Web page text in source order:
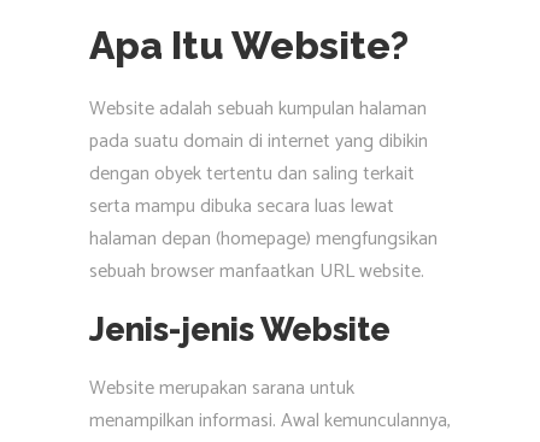
Apa Itu Website?
Website adalah sebuah kumpulan halaman
pada suatu domain di internet yang dibikin
dengan obyek tertentu dan saling terkait
serta mampu dibuka secara luas lewat
halaman depan (homepage) mengfungsikan
sebuah browser manfaatkan URL website.
Jenis-jenis Website
Website merupakan sarana untuk
menampilkan informasi. Awal kemunculannya,